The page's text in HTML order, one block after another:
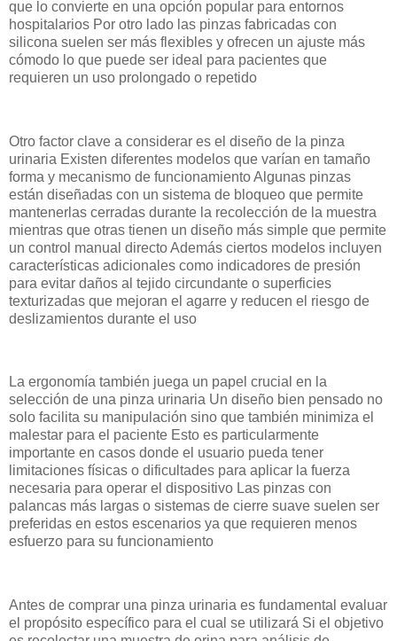
que lo convierte en una opción popular para entornos
hospitalarios Por otro lado las pinzas fabricadas con
silicona suelen ser más flexibles y ofrecen un ajuste más
cómodo lo que puede ser ideal para pacientes que
requieren un uso prolongado o repetido
Otro factor clave a considerar es el diseño de la pinza
urinaria Existen diferentes modelos que varían en tamaño
forma y mecanismo de funcionamiento Algunas pinzas
están diseñadas con un sistema de bloqueo que permite
mantenerlas cerradas durante la recolección de la muestra
mientras que otras tienen un diseño más simple que permite
un control manual directo Además ciertos modelos incluyen
características adicionales como indicadores de presión
para evitar daños al tejido circundante o superficies
texturizadas que mejoran el agarre y reducen el riesgo de
deslizamientos durante el uso
La ergonomía también juega un papel crucial en la
selección de una pinza urinaria Un diseño bien pensado no
solo facilita su manipulación sino que también minimiza el
malestar para el paciente Esto es particularmente
importante en casos donde el usuario pueda tener
limitaciones físicas o dificultades para aplicar la fuerza
necesaria para operar el dispositivo Las pinzas con
palancas más largas o sistemas de cierre suave suelen ser
preferidas en estos escenarios ya que requieren menos
esfuerzo para su funcionamiento
Antes de comprar una pinza urinaria es fundamental evaluar
el propósito específico para el cual se utilizará Si el objetivo